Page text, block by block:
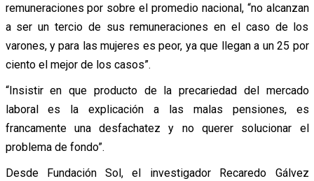
remuneraciones por sobre el promedio nacional, “no alcanzan
a ser un tercio de sus remuneraciones en el caso de los
varones, y para las mujeres es peor, ya que llegan a un 25 por
ciento el mejor de los casos”.
“Insistir en que producto de la precariedad del mercado
laboral es la explicación a las malas pensiones, es
francamente una desfachatez y no querer solucionar el
problema de fondo”.
Desde Fundación Sol, el investigador Recaredo Gálvez